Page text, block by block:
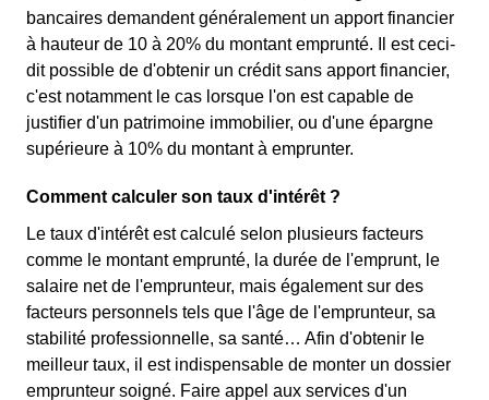
bancaires demandent généralement un apport financier
à hauteur de 10 à 20% du montant emprunté. Il est ceci-
dit possible de d'obtenir un crédit sans apport financier,
c'est notamment le cas lorsque l'on est capable de
justifier d'un patrimoine immobilier, ou d'une épargne
supérieure à 10% du montant à emprunter.
Comment calculer son taux d'intérêt ?
Le taux d'intérêt est calculé selon plusieurs facteurs
comme le montant emprunté, la durée de l'emprunt, le
salaire net de l'emprunteur, mais également sur des
facteurs personnels tels que l'âge de l'emprunteur, sa
stabilité professionnelle, sa santé… Afin d'obtenir le
meilleur taux, il est indispensable de monter un dossier
emprunteur soigné. Faire appel aux services d'un